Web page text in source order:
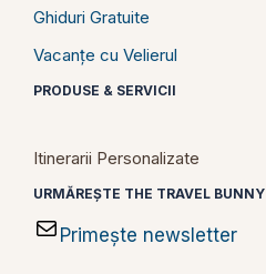
Ghiduri Gratuite
Vacanțe cu Velierul
PRODUSE & SERVICII
Itinerarii Personalizate
URMĂREȘTE THE TRAVEL BUNNY
Primește newsletter